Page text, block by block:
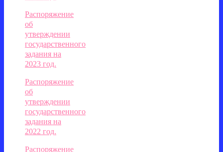
Распоряжение
об
утверждении
государственного
задания на
2023 год.
Распоряжение
об
утверждении
государственного
задания на
2022 год.
Распоряжение